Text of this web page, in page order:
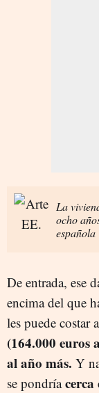
La
ocho
española
De entrada, ese
encima del que
les puede costar
(164.000 euros
al año más. Y
se pondríacerca